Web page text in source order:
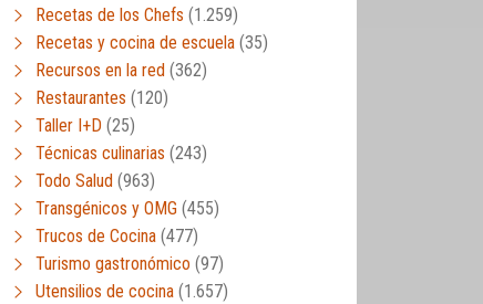
Recetas de los Chefs (1.259)
Recetas y cocina de escuela (35)
Recursos en la red (362)
Restaurantes (120)
Taller I+D (25)
Técnicas culinarias (243)
Todo Salud (963)
Transgénicos y OMG (455)
Trucos de Cocina (477)
Turismo gastronómico (97)
Utensilios de cocina (1.657)